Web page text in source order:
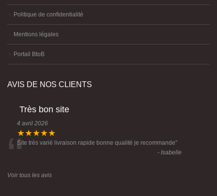
Politique de confidentialité
Mentions légales
Portail BtoB
AVIS DE NOS CLIENTS
Très bon site
4 avril 2026
★★★★★
“Site très varié livraison rapide bonne qualité je recommande
- Isabelle
Voir tous les avis